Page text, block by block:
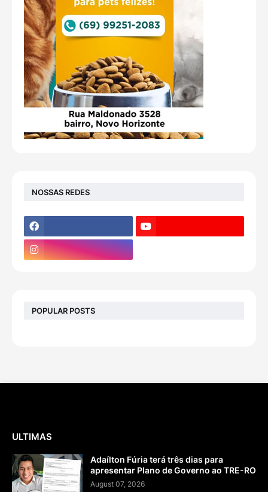
NOSSAS REDES
POPULAR POSTS
ULTIMAS
Adaílton Fúria terá três dias para
apresentar Plano de Governo ao TRE-RO
August 07, 2026